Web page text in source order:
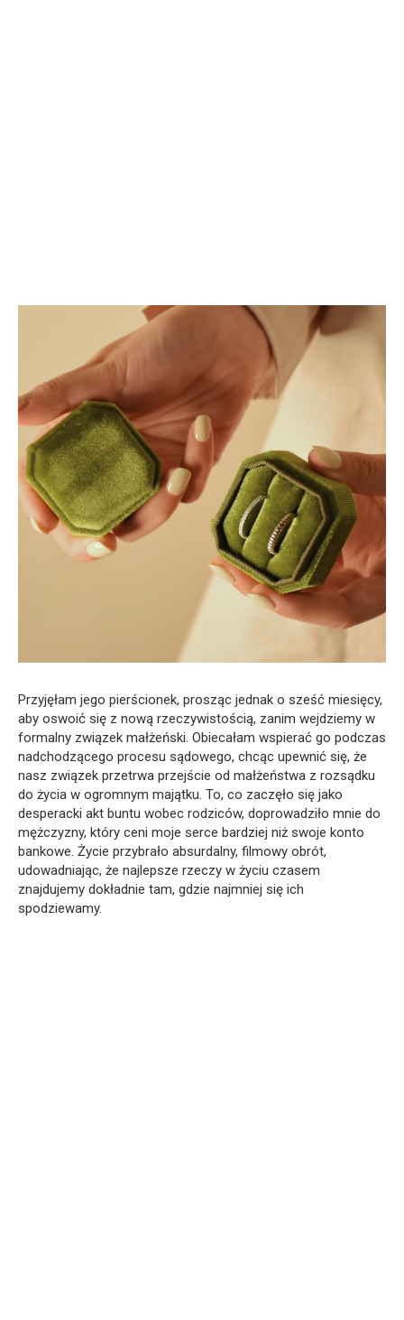
Przyjęłam jego pierścionek, prosząc jednak o sześć miesięcy,
aby oswoić się z nową rzeczywistością, zanim wejdziemy w
formalny związek małżeński. Obiecałam wspierać go podczas
nadchodzącego procesu sądowego, chcąc upewnić się, że
nasz związek przetrwa przejście od małżeństwa z rozsądku
do życia w ogromnym majątku. To, co zaczęło się jako
desperacki akt buntu wobec rodziców, doprowadziło mnie do
mężczyzny, który ceni moje serce bardziej niż swoje konto
bankowe. Życie przybrało absurdalny, filmowy obrót,
udowadniając, że najlepsze rzeczy w życiu czasem
znajdujemy dokładnie tam, gdzie najmniej się ich
spodziewamy.